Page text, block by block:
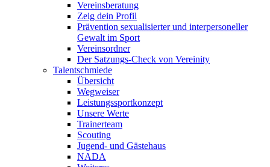
Vereinsberatung
Zeig dein Profil
Prävention sexualisierter und interpersoneller
Gewalt im Sport
Vereinsordner
Der Satzungs-Check von Vereinity
Talentschmiede
Übersicht
Wegweiser
Leistungssportkonzept
Unsere Werte
Trainerteam
Scouting
Jugend- und Gästehaus
NADA